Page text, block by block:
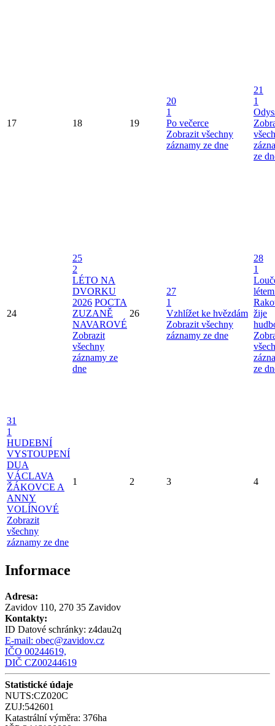
17 18 19
20
1
Po večerce
Zobrazit všechny
záznamy ze dne
21
1
ze
24
25
2
LÉTO NA
DVORKU
2026 POCTA
ZUZANĚ
NAVAROVÉ
Zobrazit
všechny
záznamy ze
dne
26
27
1
Vzhlížet ke hvězdám
Zobrazit všechny
záznamy ze dne
28
1
žije
ze
31
1
HUDEBNÍ
VYSTOUPENÍ
DUA
VÁCLAVA
ŽÁKOVCE A
ANNY
VOLÍNOVÉ
Zobrazit
všechny
záznamy ze dne
1 2 3 4
Informace
Adresa:
Zavidov 110, 270 35 Zavidov
Kontakty:
ID Datové schránky: z4dau2q
E-mail: obec@zavidov.cz
IČO 00244619,
DIČ CZ00244619
Statistické údaje
NUTS:CZ020C
ZUJ:542601
Katastrální výměra: 376ha